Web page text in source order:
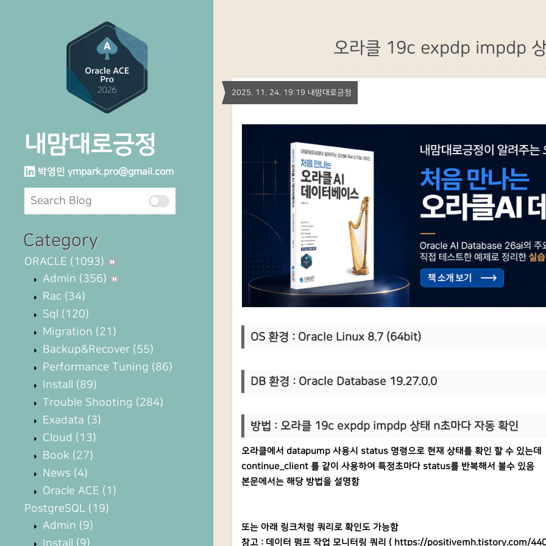
내맘대로긍정
박영민 ympark.pro@gmail.com
Category
ORACLE (1093)
Admin (356)
Rac (34)
Sql (120)
Migration (21)
Backup&Recover (55)
Performance Tuning (86)
Install (89)
Trouble Shooting (284)
Exadata (3)
Cloud (13)
Book (27)
News (4)
Oracle ACE (1)
PostgreSQL (19)
Admin (9)
Install (9)
오라클 19c expdp impdp
2025. 11. 24. 19:19 내맘대로긍정
OS 환경 : Oracle Linux 8.7 (64bit)
DB 환경 : Oracle Database 19.27.0.0
방법 : 오라클 19c expdp impdp 상태 n초마다 자동 확인
오라클에서 datapump 사용시 status 명령으로 현재 상태를 확인 할 수 있는데
continue_client 를 같이 사용하여 특정초마다 status를 반복해서 볼수 있음
본문에서는 해당 방법을 설명함
또는 아래 링크처럼 쿼리로 확인도 가능함
참고 : 데이터 펌프 작업 모니터링 쿼리 ( https://positivemh.tistory.com/